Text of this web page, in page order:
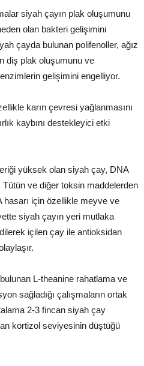
siyah çayın plak oluşumunu
olan bakteri gelişimini
çayda bulunan polifenoller, ağız
diş plak oluşumunu ve
gelişimini engelliyor.
karın çevresi yağlanmasını
kaybını destekleyici etki
yüksek olan siyah çay, DNA
Tütün ve diğer toksin maddelerden
hasarı için özellikle meyve ve
siyah çayın yeri mutlaka
içilen çay ile antioksidan
L-theanine rahatlama ve
sağladığı çalışmaların ortak
2-3 fincan siyah çay
kortizol seviyesinin düştüğü